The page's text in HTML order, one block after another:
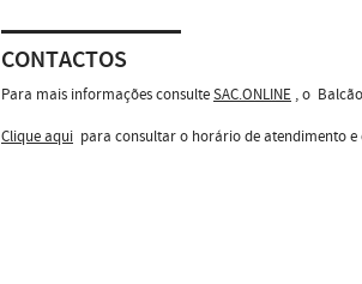
CONTACTOS
Para mais informações consulteSAC.ONLINE , o
Clique aqui para consultar o horário de atendimento e